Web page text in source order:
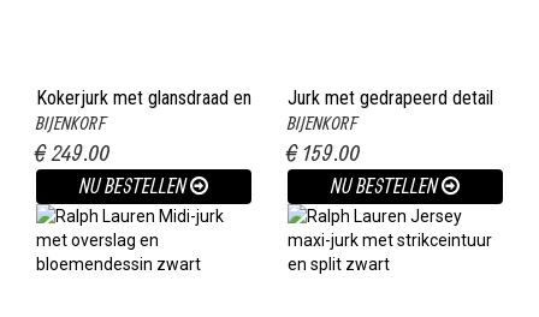
Kokerjurk met glansdraad en
overslag zwart
BIJENKORF
€ 249.00
NU BESTELLEN
Jurk met gedrapeerd detail
zwart
BIJENKORF
€ 159.00
NU BESTELLEN